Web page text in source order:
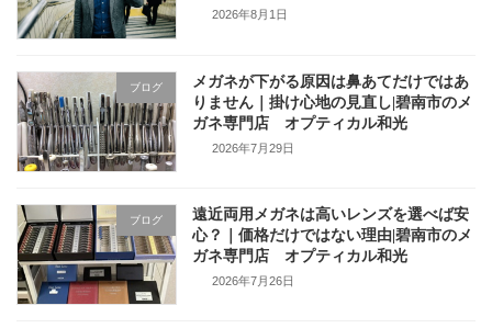
2026年8月1日
ブログ
メガネが下がる原因は鼻あてだけではあ
りません｜掛け心地の見直し|碧南市のメ
ガネ専門店 オプティカル和光
2026年7月29日
ブログ
遠近両用メガネは高いレンズを選べば安
心？｜価格だけではない理由|碧南市のメ
ガネ専門店 オプティカル和光
2026年7月26日